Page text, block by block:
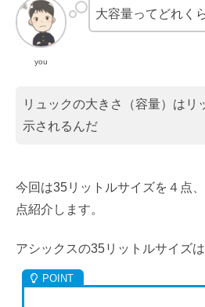
you
大容量ってどれく
リュックの大きさ（容量）はリ
示されるんだ
今回は35リットルサイズを４点
点紹介します。
アシックスの35リットルサイズは